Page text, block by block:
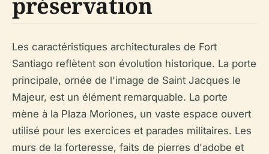
Les caractéristiques architecturales de Fort
Santiago reflètent son évolution historique. La porte
principale, ornée de l'image de Saint Jacques le
Majeur, est un élément remarquable. La porte
mène à la Plaza Moriones, un vaste espace ouvert
utilisé pour les exercices et parades militaires. Les
murs de la forteresse, faits de pierres d'adobe et